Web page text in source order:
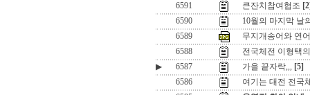
6591
큰잔치참여협조
6590
10월의 마지막 날
6589
무지개송어와 연어
6588
전국체전 이형택
▶
6587 가을 끝자락,,, [5]
6586
여기는 대전 전국